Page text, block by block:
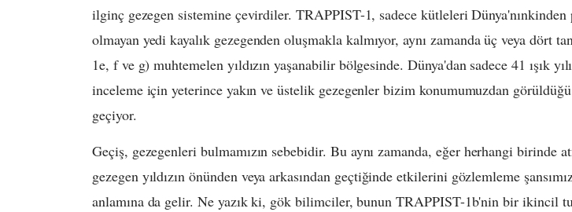
ilginç gezegen sistemine çevirdiler. TRAPPIST-1, sadece kütleleri Dünya'nınkinden
olmayan yedi kayalık gezegenden oluşmakla kalmıyor, aynı zamanda üç veya dört
1e, f ve g) muhtemelen yıldızın yaşanabilir bölgesinde. Dünya'dan sadece 41 ışık
inceleme için yeterince yakın ve üstelik gezegenler bizim konumumuzdan görüldüğü
geçiyor.
Geçiş, gezegenleri bulmamızın sebebidir. Bu aynı zamanda, eğer herhangi birinde
gezegen yıldızın önünden veya arkasından geçtiğinde etkilerini gözlemleme
anlamına da gelir. Ne yazık ki, gök bilimciler, bunun TRAPPIST-1b'nin bir ikincil